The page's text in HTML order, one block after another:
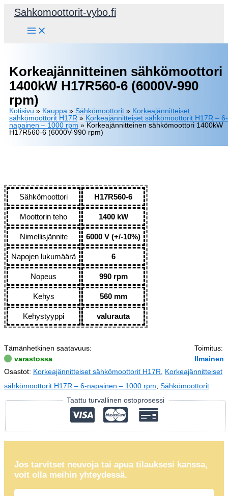
Siirry
Sahkomoottorit-vybo.fi
Korkeajännitteinen sähkömoottori
1400kW H17R560-6 (6000V-990
rpm)
Kotisivu » Kauppa » Sähkömoottorit » Korkeajännitteiset
sähkömoottorit H17R » Korkeajännitteiset sähkömoottorit H17R – 6-
napainen – 1000 rpm » Korkeajännitteinen sähkömoottori 1400kW
H17R560-6 (6000V-990 rpm)
Sähkömoottori H17R560-6
Moottorin teho 1400 kW
Nimellisjännite 6000 V (+/-10%)
Napojen lukumäärä 6
Nopeus 990 rpm
Kehys 560 mm
Kehystyyppi valurauta
Tämänhetkinen saatavuus:
varastossa
Toimitus:
Ilmainen
Osastot: Korkeajännitteiset sähkömoottorit H17R
Korkeajännitteiset
sähkömoottorit H17R – 6-napainen – 1000 rpm Sähkömoottorit
Taattu turvallinen ostoprosessi
Jos tarvitset neuvoja tai apua tilauksesi kanssa,
voit olla meihin yhteydessä.